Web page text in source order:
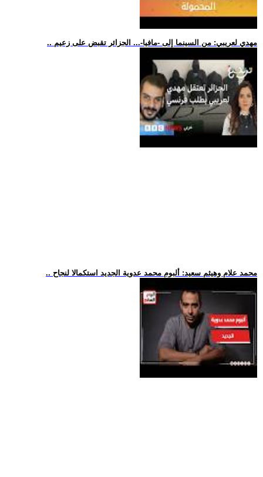
.. مهدي لعريبي: من السينما إلى -مافيا-... الجزائر تقبض على زعيم
.. محمد علام وهيثم سعيد: ألبوم محمد عدوية الجديد استكمالا لنجاح